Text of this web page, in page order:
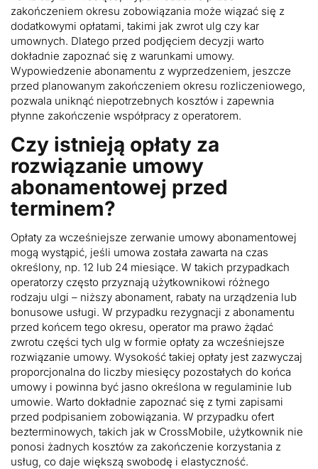
zakończeniem okresu zobowiązania może wiązać się z
dodatkowymi opłatami, takimi jak zwrot ulg czy kar
umownych. Dlatego przed podjęciem decyzji warto
dokładnie zapoznać się z warunkami umowy.
Wypowiedzenie abonamentu z wyprzedzeniem, jeszcze
przed planowanym zakończeniem okresu rozliczeniowego,
pozwala uniknąć niepotrzebnych kosztów i zapewnia
płynne zakończenie współpracy z operatorem.
Czy istnieją opłaty za
rozwiązanie umowy
abonamentowej przed
terminem?
Opłaty za wcześniejsze zerwanie umowy abonamentowej
mogą wystąpić, jeśli umowa została zawarta na czas
określony, np. 12 lub 24 miesiące. W takich przypadkach
operatorzy często przyznają użytkownikowi różnego
rodzaju ulgi – niższy abonament, rabaty na urządzenia lub
bonusowe usługi. W przypadku rezygnacji z abonamentu
przed końcem tego okresu, operator ma prawo żądać
zwrotu części tych ulg w formie opłaty za wcześniejsze
rozwiązanie umowy. Wysokość takiej opłaty jest zazwyczaj
proporcjonalna do liczby miesięcy pozostałych do końca
umowy i powinna być jasno określona w regulaminie lub
umowie. Warto dokładnie zapoznać się z tymi zapisami
przed podpisaniem zobowiązania. W przypadku ofert
bezterminowych, takich jak w CrossMobile, użytkownik nie
ponosi żadnych kosztów za zakończenie korzystania z
usług, co daje większą swobodę i elastyczność.